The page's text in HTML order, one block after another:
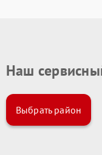
Наш
Выбрать район